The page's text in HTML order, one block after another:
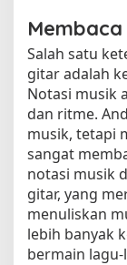
Salah satu
gitar adalah
Notasi musik
dan ritme.
musik, tetapi
sangat
notasi musik
gitar, yang
menuliskan
lebih banyak
bermain